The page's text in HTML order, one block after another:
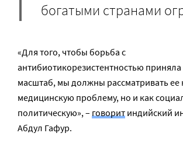
богатыми странами
«Для того, чтобы борьба с
антибиотикорезистентностью
масштаб, мы должны рассматривать ее
медицинскую проблему, но и как
политическую», – говорит индийский
Абдул Гафур.